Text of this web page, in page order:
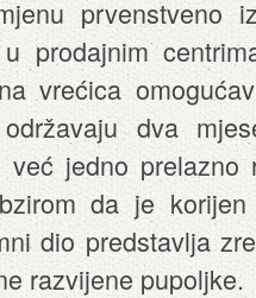
prvenstveno
prodajnim
vrećica
dva
već jedno prelazno
da je korijen
dio predstavlja
razvijene pupoljke.